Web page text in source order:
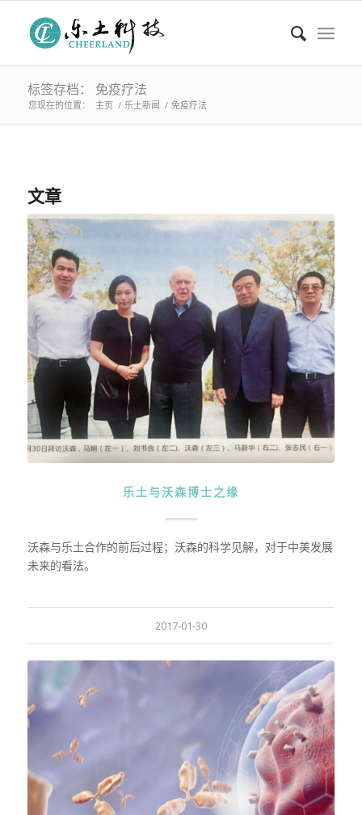
标签存档： 免疫疗法
您现在的位置： 主页 / 乐土新闻 / 免疫疗法
文章
乐土与沃森博士之缘
沃森与乐土合作的前后过程；沃森的科学见解，对于中美发展
未来的看法。
2017-01-30